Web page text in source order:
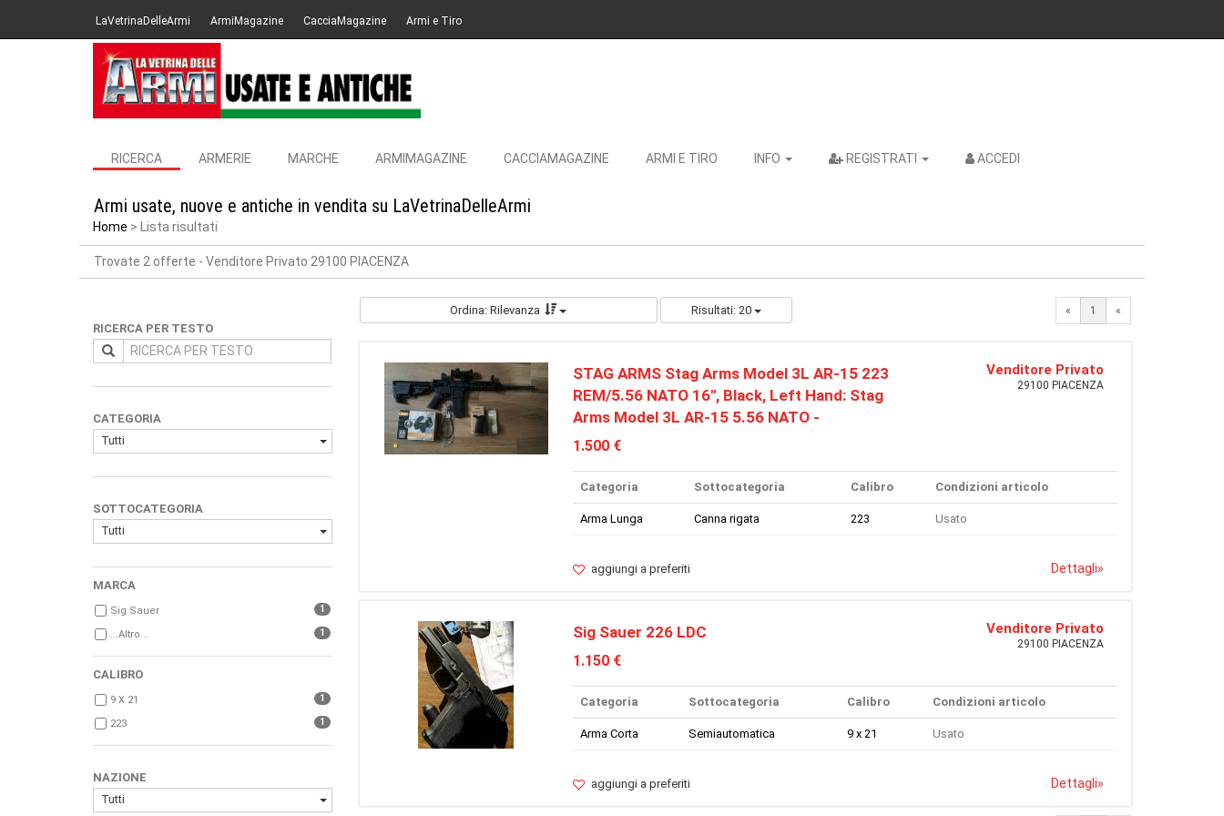
LaVetrinaDelleArmi ArmiMagazine CacciaMagazine Armi e Tiro
RICERCA ARMERIE MARCHE ARMIMAGAZINE CACCIAMAGAZINE ARMI E TIRO INFO REGISTRATI ACCEDI
Armi usate, nuove e antiche in vendita su LaVetrinaDelleArmi
Home Lista risultati
Trovate 2 offerte - Venditore Privato 29100 PIACENZA
RICERCA PER TESTO
CATEGORIA
Tutti
SOTTOCATEGORIA
Tutti
MARCA
Sig Sauer 1
...Altro... 1
CALIBRO
9 X 21 1
223 1
NAZIONE
Tutti
Ordina: Rilevanza Risultati: 20 « 1 «
STAG ARMS Stag Arms Model 3L AR-15 223
REM/5.56 NATO 16", Black, Left Hand: Stag
Arms Model 3L AR-15 5.56 NATO -
1.500 €
Venditore Privato
29100 PIACENZA
Categoria Sottocategoria Calibro Condizioni articolo
Arma Lunga Canna rigata 223 Usato
aggiungi a preferiti Dettagli»
Sig Sauer 226 LDC
1.150 €
Venditore Privato
29100 PIACENZA
Categoria Sottocategoria Calibro Condizioni articolo
Arma Corta Semiautomatica 9 x 21 Usato
aggiungi a preferiti Dettagli»